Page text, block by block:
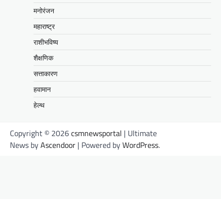
मनोरंजन
महाराष्ट्र
राशीभविष्य
शैक्षणिक
सत्ताकारण
हवामान
हेल्थ
Copyright © 2026csmnewsportal | Ultimate
News byAscendoor | Powered byWordPress.